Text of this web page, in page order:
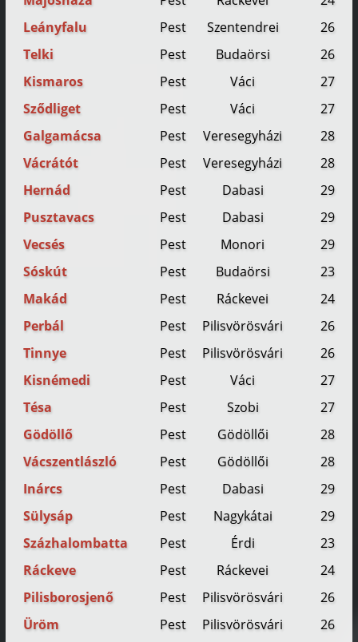
Leányfalu
Pest Szentendrei
26
Telki
Pest Budaörsi
26
Kismaros
Pest Váci
27
Sződliget
Pest Váci
27
Galgamácsa
Pest Veresegyházi
28
Vácrátót
Pest Veresegyházi
28
Hernád
Pest Dabasi
29
Pusztavacs
Pest Dabasi
29
Vecsés
Pest Monori
29
Sóskút
Pest Budaörsi
23
Makád
Pest Ráckevei
24
Perbál
Pest Pilisvörösvári
26
Tinnye
Pest Pilisvörösvári
26
Kisnémedi
Pest Váci
27
Tésa
Pest Szobi
27
Gödöllő
Pest Gödöllői
28
Vácszentlászló
Pest Gödöllői
28
Inárcs
Pest Dabasi
29
Sülysáp
Pest Nagykátai
29
Százhalombatta
Pest Érdi
23
Ráckeve
Pest Ráckevei
24
Pilisborosjenő
Pest Pilisvörösvári
26
Üröm
Pest Pilisvörösvári
26